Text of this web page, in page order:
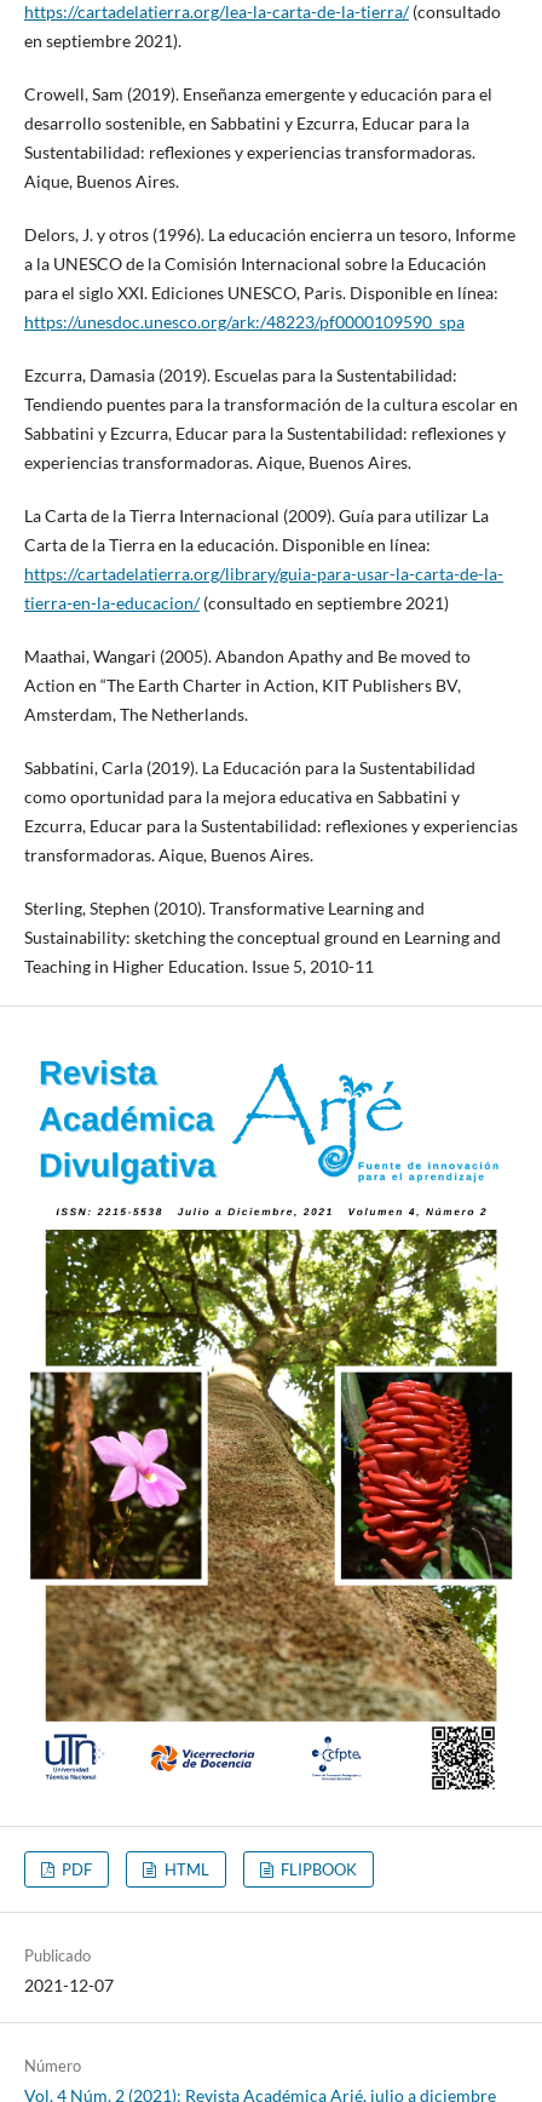
https://cartadelatierra.org/lea-la-carta-de-la-tierra/(consultado
en septiembre 2021).
Crowell, Sam (2019). Enseñanza emergente y educación para el
desarrollo sostenible, en Sabbatini y Ezcurra, Educar para la
Sustentabilidad: reflexiones y experiencias transformadoras.
Aique, Buenos Aires.
Delors, J. y otros (1996). La educación encierra un tesoro, Informe
a la UNESCO de la Comisión Internacional sobre la Educación
para el siglo XXI. Ediciones UNESCO, Paris. Disponible en línea:
https://unesdoc.unesco.org/ark:/48223/pf0000109590_spa
Ezcurra, Damasia (2019). Escuelas para la Sustentabilidad:
Tendiendo puentes para la transformación de la cultura escolar en
Sabbatini y Ezcurra, Educar para la Sustentabilidad: reflexiones y
experiencias transformadoras. Aique, Buenos Aires.
La Carta de la Tierra Internacional (2009). Guía para utilizar La
Carta de la Tierra en la educación. Disponible en línea:
https://cartadelatierra.org/library/guia-para-usar-la-carta-de-la-
tierra-en-la-educacion/(consultado en septiembre 2021)
Maathai, Wangari (2005). Abandon Apathy and Be moved to
Action en “The Earth Charter in Action, KIT Publishers BV,
Amsterdam, The Netherlands.
Sabbatini, Carla (2019). La Educación para la Sustentabilidad
como oportunidad para la mejora educativa en Sabbatini y
Ezcurra, Educar para la Sustentabilidad: reflexiones y experiencias
transformadoras. Aique, Buenos Aires.
Sterling, Stephen (2010). Transformative Learning and
Sustainability: sketching the conceptual ground en Learning and
Teaching in Higher Education. Issue 5, 2010-11
PDF HTML FLIPBOOK
Publicado
2021-12-07
Número
Vol. 4 Núm. 2 (2021): Revista Académica Arjé, julio a diciembre